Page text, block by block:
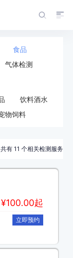
食品
气体检测
饮料酒水
物饲料
¥100.00起
立即预约
共有 11 个相关检测服务